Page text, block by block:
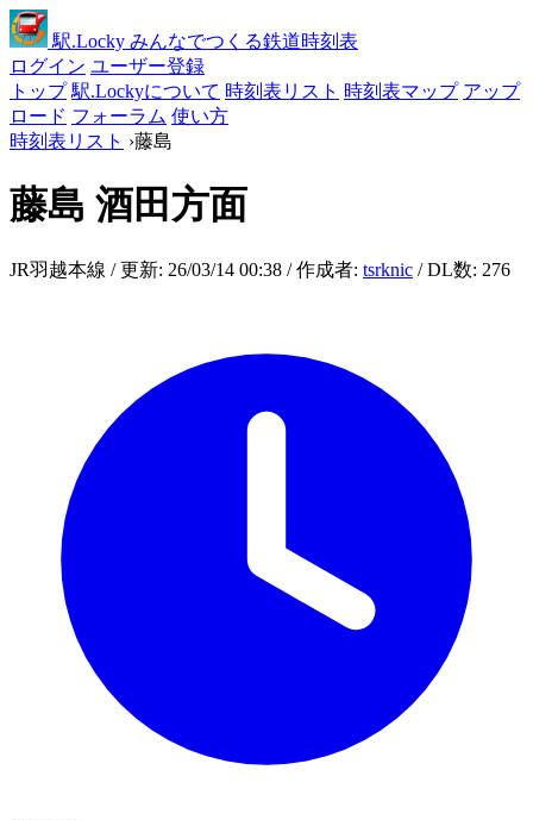
駅.Locky みんなでつくる鉄道時刻表
ログイン ユーザー登録
トップ 駅.Lockyについて 時刻表リスト 時刻表マップ アップ
ロード フォーラム 使い方
時刻表リスト ›藤島
藤島 酒田方面
JR羽越本線 / 更新: 26/03/14 00:38 / 作成者: tsrknic / DL数: 276